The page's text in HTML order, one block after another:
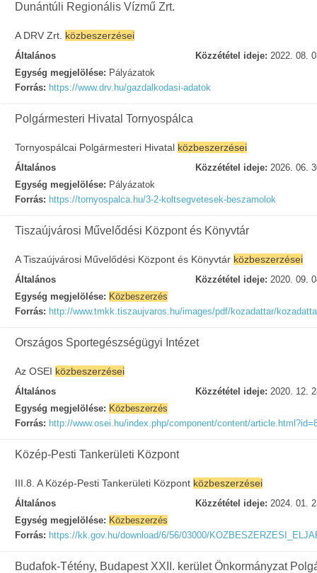
Dunántúli Regionális Vízmű Zrt.
A DRV Zrt. közbeszerzései
Általános Közzététel ideje: 2022. 08.
Egység megjelölése: Pályázatok
Forrás: https://www.drv.hu/gazdalkodasi-adatok
Polgármesteri Hivatal Tornyospálca
Tornyospálcai Polgármesteri Hivatal közbeszerzései
Általános Közzététel ideje: 2026. 06.
Egység megjelölése: Pályázatok
Forrás: https://tornyospalca.hu/3-2-koltsegvetesek-beszamolok
Tiszaújvárosi Művelődési Központ és Könyvtár
A Tiszaújvárosi Művelődési Központ és Könyvtár közbeszerzései
Általános Közzététel ideje: 2020. 09.
Egység megjelölése: Közbeszerzés
Forrás: http://www.tmkk.tiszaujvaros.hu/images/pdf/kozadattar/
Országos Sportegészségügyi Intézet
Az OSEI közbeszerzései
Általános Közzététel ideje: 2020. 12.
Egység megjelölése: Közbeszerzés
Forrás: http://www.osei.hu/index.php/component/content/
Közép-Pesti Tankerületi Központ
III.8. A Közép-Pesti Tankerületi Központ közbeszerzései
Általános Közzététel ideje: 2024. 01.
Egység megjelölése: Közbeszerzés
Forrás: https://kk.gov.hu/download/6/56/03000/
Budafok-Tétény, Budapest XXII. kerület Önkormányzat